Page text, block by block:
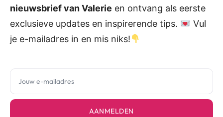
nieuwsbrief van Valerie en ontvang als eerste
exclusieve updates en inspirerende tips.
Vul
je e-mailadres in en mis niks!
AANMELDEN